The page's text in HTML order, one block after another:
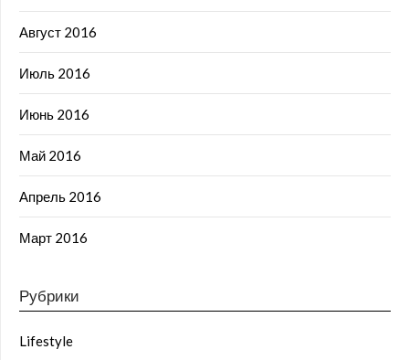
Август 2016
Июль 2016
Июнь 2016
Май 2016
Апрель 2016
Март 2016
Рубрики
Lifestyle